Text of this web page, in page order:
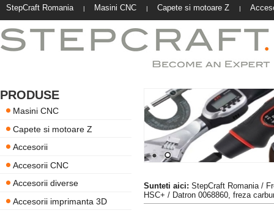
StepCraft Romania | Masini CNC | Capete si motoare Z |
PRODUSE
Masini CNC
Capete si motoare Z
Accesorii
Accesorii CNC
Accesorii diverse
Accesorii imprimanta 3D
Sunteti aici: StepCraft Romania/
HSC+ / Datron 0068860, freza